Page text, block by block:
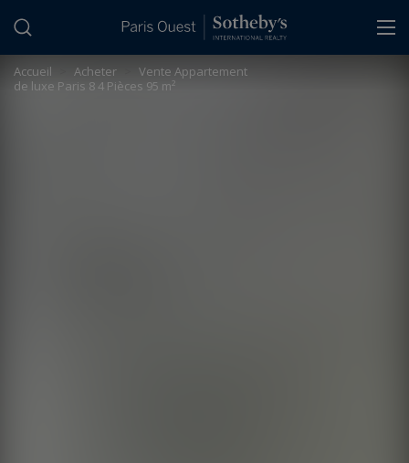
Accueil Acheter
Vente Appartement
de luxe Paris 8 4 Pièces 95 m²